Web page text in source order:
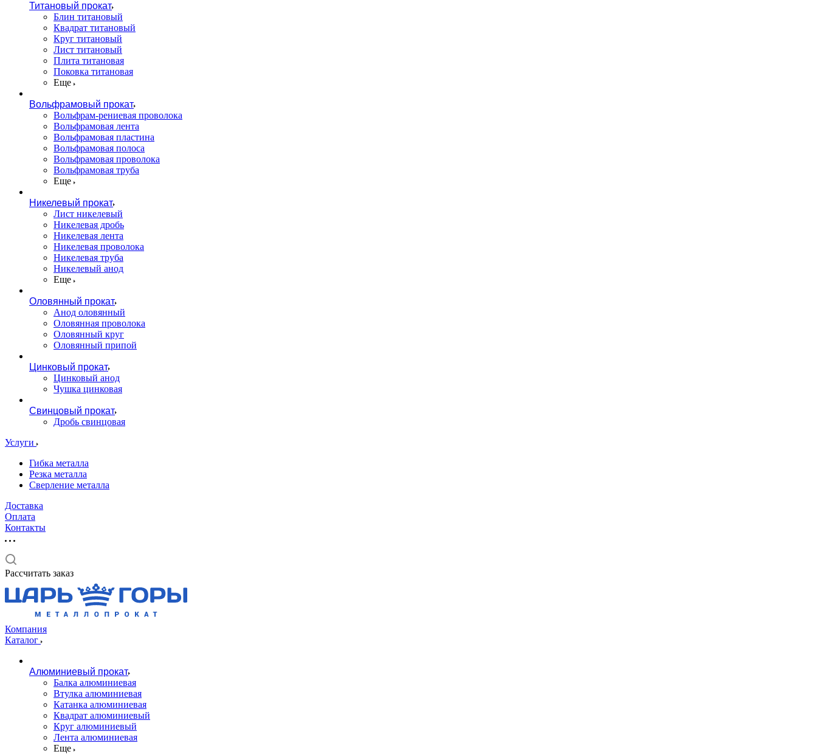
Титановый прокат
Блин титановый
Квадрат титановый
Круг титановый
Лист титановый
Плита титановая
Поковка титановая
Еще
Вольфрамовый прокат
Вольфрам-рениевая проволока
Вольфрамовая лента
Вольфрамовая пластина
Вольфрамовая полоса
Вольфрамовая проволока
Вольфрамовая труба
Еще
Никелевый прокат
Лист никелевый
Никелевая дробь
Никелевая лента
Никелевая проволока
Никелевая труба
Никелевый анод
Еще
Оловянный прокат
Анод оловянный
Оловянная проволока
Оловянный круг
Оловянный припой
Цинковый прокат
Цинковый анод
Чушка цинковая
Свинцовый прокат
Дробь свинцовая
Услуги
Гибка металла
Резка металла
Сверление металла
Доставка
Оплата
Контакты
Рассчитать заказ
Компания
Каталог
Алюминиевый прокат
Балка алюминиевая
Втулка алюминиевая
Катанка алюминиевая
Квадрат алюминиевый
Круг алюминиевый
Лента алюминиевая
Еще